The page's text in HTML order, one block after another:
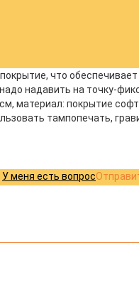
что
надавить на точку-
материал: покрытие
тампопечать,
У меня есть вопрос